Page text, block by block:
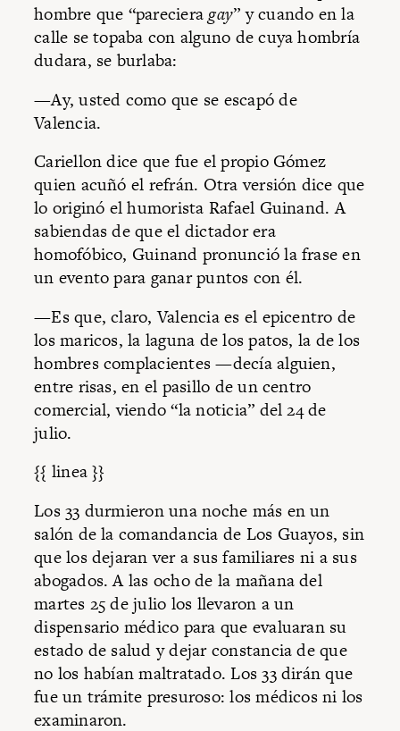
hombre que “parecieragay” y cuando en la
calle se topaba con alguno de cuya hombría
dudara, se burlaba:
—Ay, usted como que se escapó de
Valencia.
Cariellon dice que fue el propio Gómez
quien acuñó el refrán. Otra versión dice que
lo originó el humorista Rafael Guinand. A
sabiendas de que el dictador era
homofóbico, Guinand pronunció la frase en
un evento para ganar puntos con él.
—Es que, claro, Valencia es el epicentro de
los maricos, la laguna de los patos, la de los
hombres complacientes —decía alguien,
entre risas, en el pasillo de un centro
comercial, viendo “la noticia” del 24 de
julio.
{{ linea }}
Los 33 durmieron una noche más en un
salón de la comandancia de Los Guayos, sin
que los dejaran ver a sus familiares ni a sus
abogados. A las ocho de la mañana del
martes 25 de julio los llevaron a un
dispensario médico para que evaluaran su
estado de salud y dejar constancia de que
no los habían maltratado. Los 33 dirán que
fue un trámite presuroso: los médicos ni los
examinaron.